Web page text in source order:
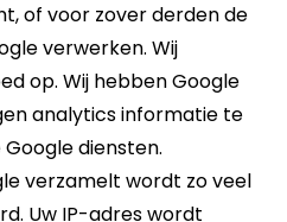
of voor zover derden de
verwerken. Wij
op. Wij hebben Google
analytics informatie te
diensten.
verzamelt wordt zo veel
Uw IP-adres wordt